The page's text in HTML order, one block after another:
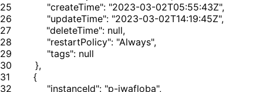
25
26
27
28
29
30
31
32